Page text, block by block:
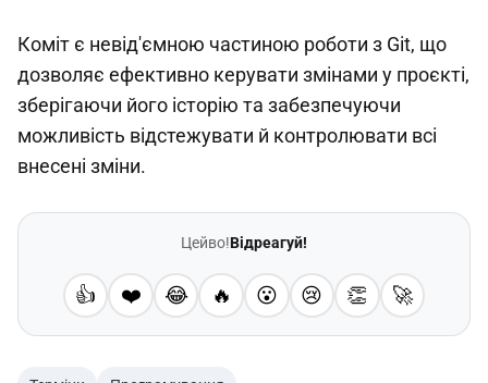
Коміт є невід'ємною частиною роботи з Git, що
дозволяє ефективно керувати змінами у проєкті,
зберігаючи його історію та забезпечуючи
можливість відстежувати й контролювати всі
внесені зміни.
Цейво!Відреагуй!
👍 ❤️ 😂 🔥 😮 😢 👏 🚀